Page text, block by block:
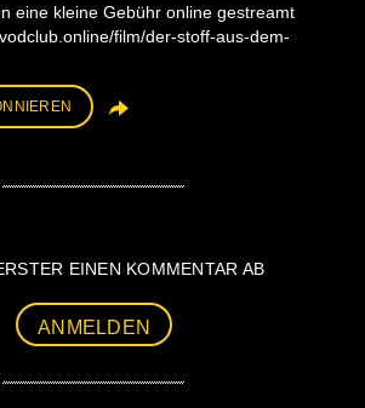
eine kleine Gebühr online gestreamt
film/der-stoff-aus-dem-
EINEN KOMMENTAR AB
ANMELDEN